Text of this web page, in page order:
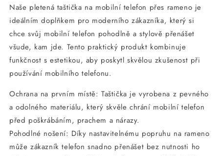
Naše pletená taštička na mobilní telefon přes rameno je
ideálním doplňkem pro moderního zákazníka, který si
chce svůj mobilní telefon pohodlně a stylově přenášet
všude, kam jde. Tento praktický produkt kombinuje
funkčnost s estetikou, aby poskytl skvělou zkušenost při
používání mobilního telefonu.
Ochrana na prvním místě: Taštička je vyrobena z pevného
a odolného materiálu, který skvěle chrání mobilní telefon
před poškrábáním, prachem a nárazy.
Pohodlné nošení: Díky nastavitelnému popruhu na rameno
může zákazník telefon snadno přenášet bez nutnosti ho